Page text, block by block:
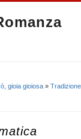
gioia gioiosa »